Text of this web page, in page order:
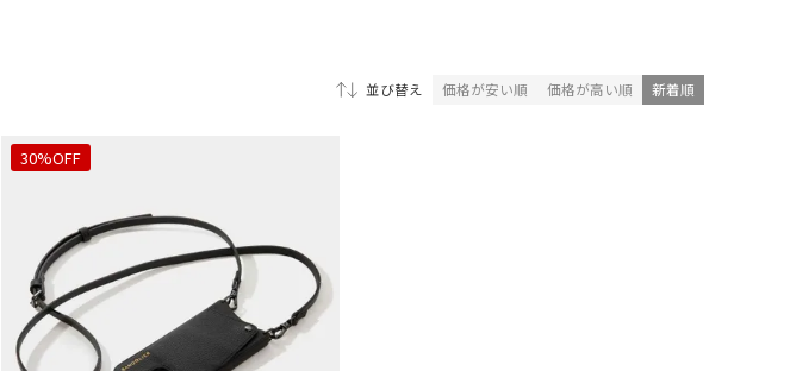
並び替え 価格が安い順 価格が高い順 新着順
30%OFF